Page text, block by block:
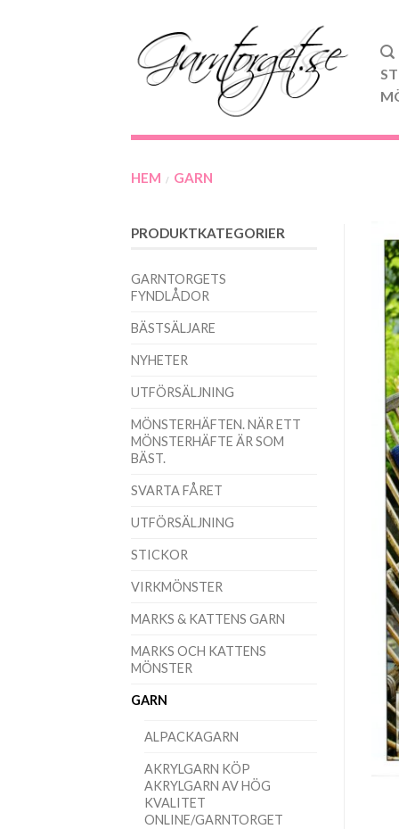
HEM / GARN
PRODUKTKATEGORIER
GARNTORGETS
FYNDLÅDOR
BÄSTSÄLJARE
NYHETER
UTFÖRSÄLJNING
MÖNSTERHÄFTEN. NÄR ETT
MÖNSTERHÄFTE ÄR SOM
BÄST.
SVARTA FÅRET
UTFÖRSÄLJNING
STICKOR
VIRKMÖNSTER
MARKS & KATTENS GARN
MARKS OCH KATTENS
MÖNSTER
GARN
ALPACKAGARN
AKRYLGARN KÖP
AKRYLGARN AV HÖG
KVALITET
ONLINE/GARNTORGET